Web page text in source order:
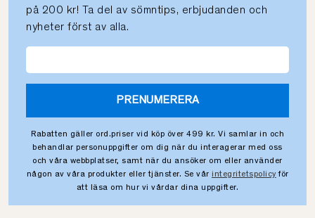
på 200 kr! Ta del av sömntips, erbjudanden och
nyheter först av alla.
PRENUMERERA
Rabatten gäller ord.priser vid köp över 499 kr. Vi samlar in och
behandlar personuppgifter om dig när du interagerar med oss
och våra webbplatser, samt när du ansöker om eller använder
någon av våra produkter eller tjänster. Se vår integritetspolicy för
att läsa om hur vi vårdar dina uppgifter.